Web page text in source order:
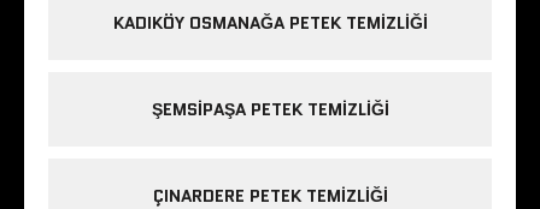
KADIKÖY OSMANAĞA PETEK TEMIZLIĞI
ŞEMSIPAŞA PETEK TEMIZLIĞI
ÇINARDERE PETEK TEMIZLIĞI